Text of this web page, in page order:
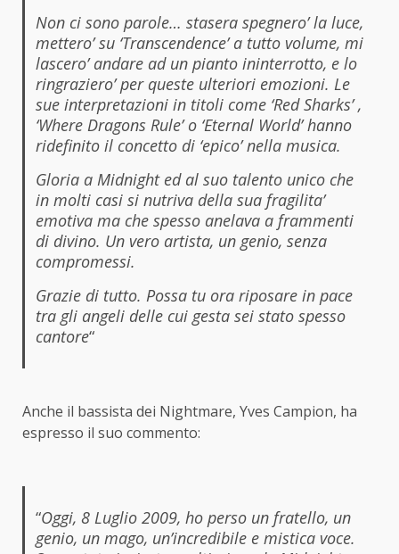
Non ci sono parole… stasera spegnero’ la luce,
mettero’ su ‘Transcendence’ a tutto volume, mi
lascero’ andare ad un pianto ininterrotto, e lo
ringraziero’ per queste ulteriori emozioni. Le
sue interpretazioni in titoli come ‘Red Sharks’ ,
‘Where Dragons Rule’ o ‘Eternal World’ hanno
ridefinito il concetto di ‘epico’ nella musica.
Gloria a Midnight ed al suo talento unico che
in molti casi si nutriva della sua fragilita’
emotiva ma che spesso anelava a frammenti
di divino. Un vero artista, un genio, senza
compromessi.
Grazie di tutto. Possa tu ora riposare in pace
tra gli angeli delle cui gesta sei stato spesso
cantore“
Anche il bassista dei Nightmare, Yves Campion, ha
espresso il suo commento:
“Oggi, 8 Luglio 2009, ho perso un fratello, un
genio, un mago, un’incredibile e mistica voce.